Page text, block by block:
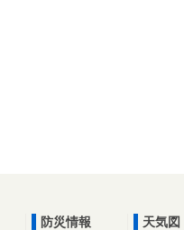
防災情報
天気図